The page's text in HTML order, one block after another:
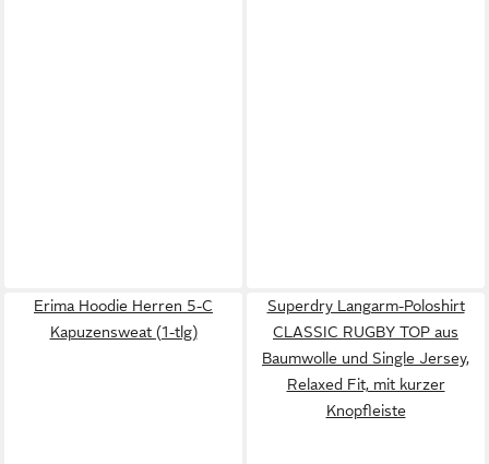
Erima Hoodie Herren 5-C
Kapuzensweat (1-tlg)
Superdry Langarm-Poloshirt
CLASSIC RUGBY TOP aus
Baumwolle und Single Jersey,
Relaxed Fit, mit kurzer
Knopfleiste